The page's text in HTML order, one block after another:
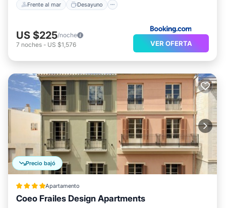
Frente al mar Desayuno
US $225/noche
7 noches - US $1,576 VER OFERTA
Precio bajó
Apartamento
Coeo Frailes Design Apartments